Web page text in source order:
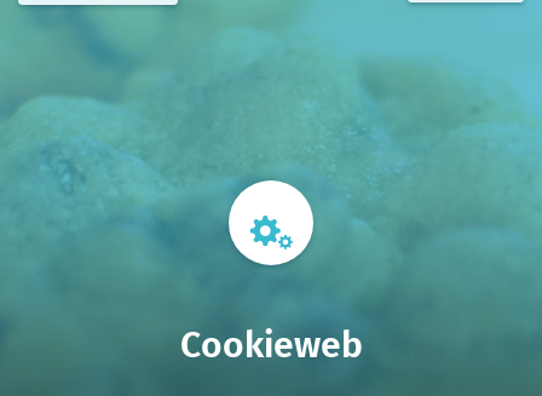
Cookieweb